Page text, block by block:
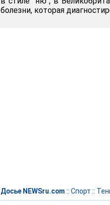
болезни, которая
Досье NEWSru.com :: Спорт ::